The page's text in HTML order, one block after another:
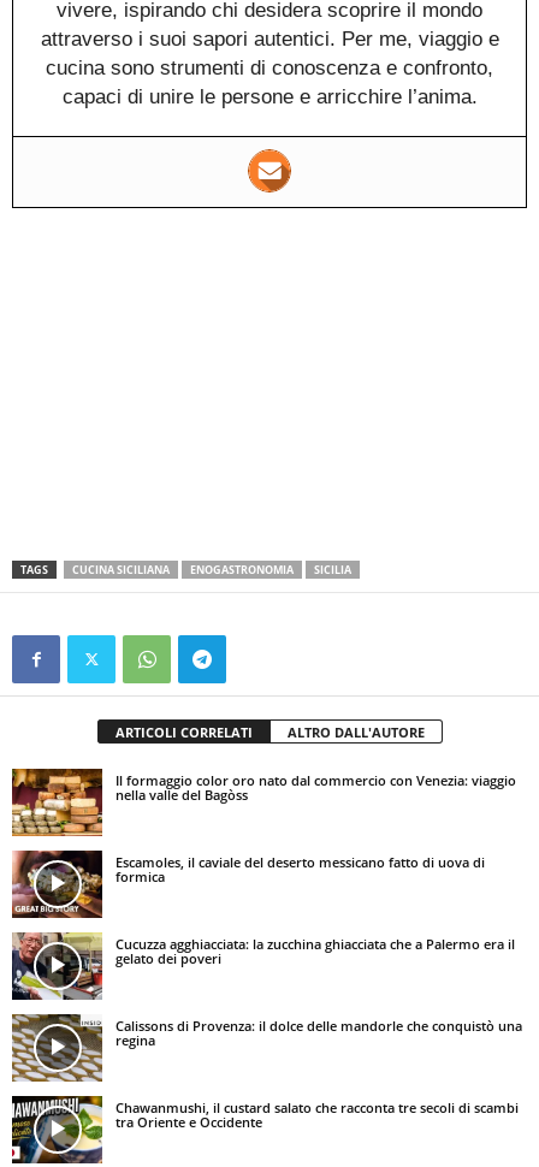
vivere, ispirando chi desidera scoprire il mondo
attraverso i suoi sapori autentici. Per me, viaggio e
cucina sono strumenti di conoscenza e confronto,
capaci di unire le persone e arricchire l’anima.
TAGS CUCINA SICILIANA ENOGASTRONOMIA SICILIA
ARTICOLI CORRELATI ALTRO DALL'AUTORE
Il formaggio color oro nato dal commercio con Venezia: viaggio
nella valle del Bagòss
Escamoles, il caviale del deserto messicano fatto di uova di
formica
Cucuzza agghiacciata: la zucchina ghiacciata che a Palermo era il
gelato dei poveri
Calissons di Provenza: il dolce delle mandorle che conquistò una
regina
Chawanmushi, il custard salato che racconta tre secoli di scambi
tra Oriente e Occidente